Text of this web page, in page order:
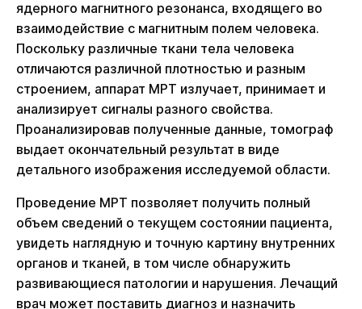
ядерного магнитного резонанса, входящего во
взаимодействие с магнитным полем человека.
Поскольку различные ткани тела человека
отличаются различной плотностью и разным
строением, аппарат МРТ излучает, принимает и
анализирует сигналы разного свойства.
Проанализировав полученные данные, томограф
выдает окончательный результат в виде
детального изображения исследуемой области.
Проведение МРТ позволяет получить полный
объем сведений о текущем состоянии пациента,
увидеть наглядную и точную картину внутренних
органов и тканей, в том числе обнаружить
развивающиеся патологии и нарушения. Лечащий
врач может поставить диагноз и назначить